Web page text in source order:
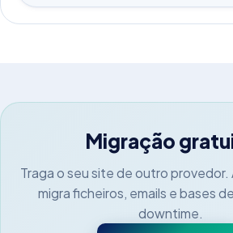
Migração
Traga o seu site de outro provedor.
migra ficheiros, emails e bases
downtime.